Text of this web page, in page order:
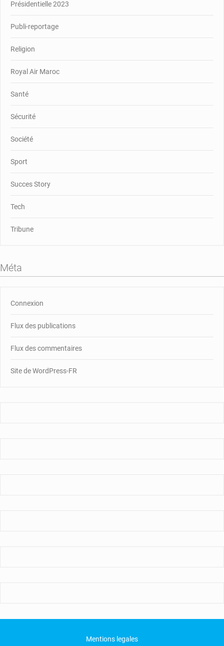
Présidentielle 2023
Publi-reportage
Religion
Royal Air Maroc
Santé
Sécurité
Société
Sport
Succes Story
Tech
Tribune
Méta
Connexion
Flux des publications
Flux des commentaires
Site de WordPress-FR
Mentions legales